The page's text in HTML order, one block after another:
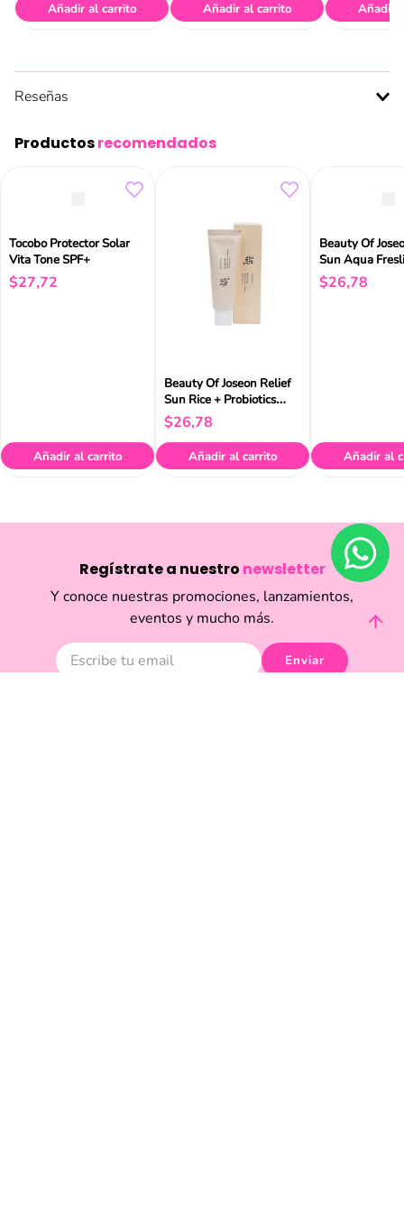
Añadir al carrito Añadir al carrito Añadir
Reseñas
Productosrecomendados
Tocobo Protector Solar
Vita Tone SPF+
$27,72
Añadir al carrito
Beauty Of Joseon Relief
Sun Rice + Probiotics
Spf50+ 50ml
$26,78
Añadir al carrito
Beauty Of
Sun Aqua
$26,78
Añadir al
Regístrate a nuestro newsletter
Y conoce nuestras promociones, lanzamientos,
eventos y mucho más.
Enviar